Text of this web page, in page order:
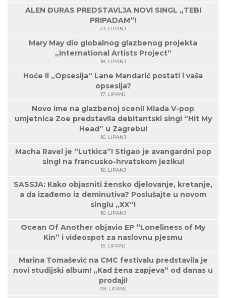
ALEN ĐURAS PREDSTAVLJA NOVI SINGL „TEBI
PRIPADAM“!
23. LIPANJ
Mary May dio globalnog glazbenog projekta
„International Artists Project“
18. LIPANJ
Hoće li „Opsesija“ Lane Mandarić postati i vaša
opsesija?
17. LIPANJ
Novo ime na glazbenoj sceni! Mlada V-pop
umjetnica Zoe predstavila debitantski singl “Hit My
Head” u Zagrebu!
16. LIPANJ
Macha Ravel je “Lutkica”! Stigao je avangardni pop
singl na francusko-hrvatskom jeziku!
16. LIPANJ
SASSJA: Kako objasniti žensko djelovanje, kretanje,
a da izađemo iz deminutiva? Poslušajte u novom
singlu „XX“!
16. LIPANJ
Ocean Of Another objavio EP “Loneliness of My
Kin” i videospot za naslovnu pjesmu
13. LIPANJ
Marina Tomašević na CMC festivalu predstavila je
novi studijski album! „Kad žena zapjeva“ od danas u
prodaji!
09. LIPANJ